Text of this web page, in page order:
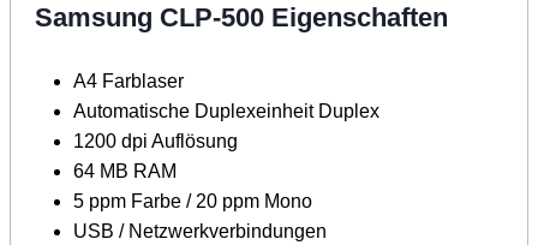
Samsung CLP-500 Eigenschaften
A4 Farblaser
Automatische Duplexeinheit Duplex
1200 dpi Auflösung
64 MB RAM
5 ppm Farbe / 20 ppm Mono
USB / Netzwerkverbindungen